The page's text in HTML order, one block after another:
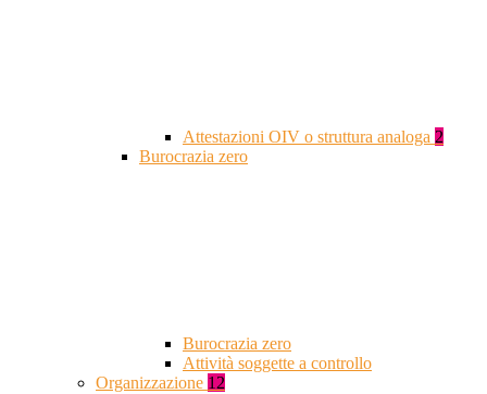
Attestazioni OIV o struttura analoga 2
Burocrazia zero
Burocrazia zero
Attività soggette a controllo
Organizzazione 12